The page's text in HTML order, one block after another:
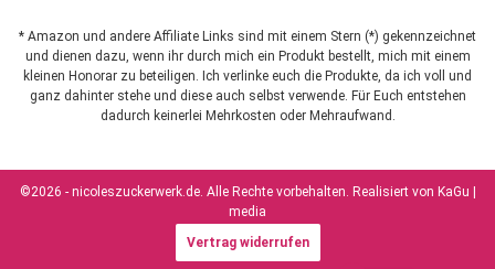
* Amazon und andere Affiliate Links sind mit einem Stern (*) gekennzeichnet
und dienen dazu, wenn ihr durch mich ein Produkt bestellt, mich mit einem
kleinen Honorar zu beteiligen. Ich verlinke euch die Produkte, da ich voll und
ganz dahinter stehe und diese auch selbst verwende. Für Euch entstehen
dadurch keinerlei Mehrkosten oder Mehraufwand.
©2026 - nicoleszuckerwerk.de. Alle Rechte vorbehalten. Realisiert von KaGu |
media
Vertrag widerrufen